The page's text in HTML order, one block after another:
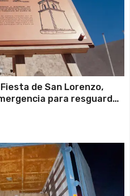
de San Lorenzo,
para resguardar